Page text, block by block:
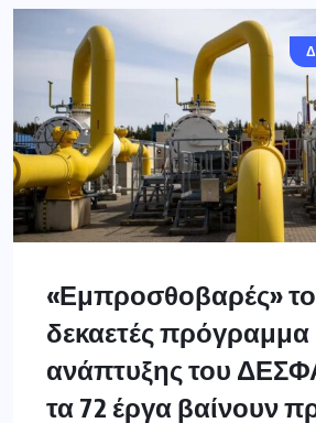
«Εμπροσθοβαρές»
δεκαετές πρόγραμμα
ανάπτυξης του
τα 72 έργα βαίνουν